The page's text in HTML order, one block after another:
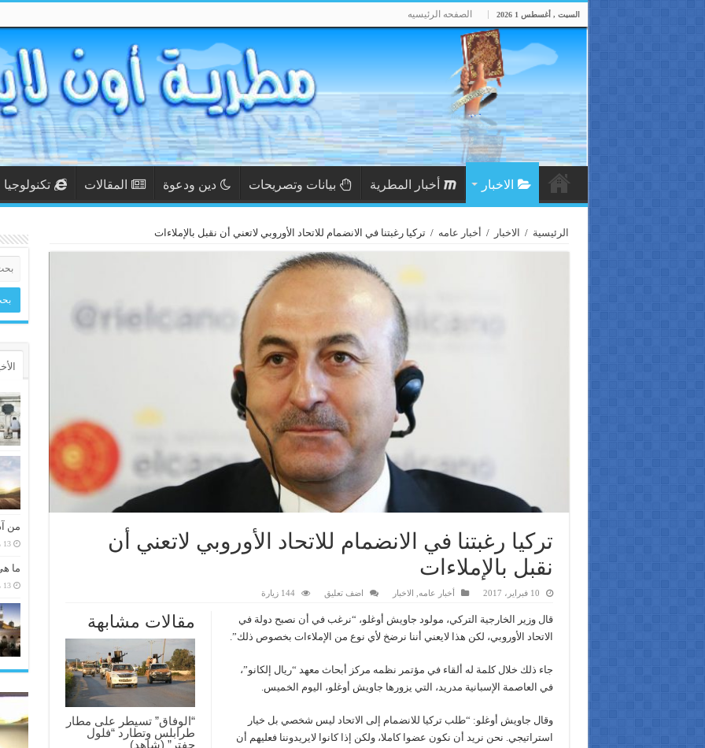
السبت , أغسطس 1 2026 الصفحه الرئيسيه
الاخبار أخبار المطرية بيانات وتصريحات دين ودعوة المقالات تكنولوجيا
الرئيسية / الاخبار / أخبار عامه / تركيا رغبتنا في الانضمام للاتحاد الأوروبي لاتعني أن نقبل بالإملاءات
تركيا رغبتنا في الانضمام للاتحاد الأوروبي لاتعني أن
نقبل بالإملاءات
10 فبراير، 2017 أخبار عامه الاخبار اضف تعليق 144 زيارة
مقالات مشابهة
“الوفاق” تسيطر على مطار
طرابلس وتطارد “فلول
حفتر” (شاهد)
قال وزير الخارجية التركي، مولود جاويش أوغلو، “نرغب في أن نصبح دولة في
الاتحاد الأوروبي، لكن هذا لايعني أننا نرضخ لأي نوع من الإملاءات بخصوص ذلك”.
جاء ذلك خلال كلمة له ألقاء في مؤتمر نظمه مركز أبحاث معهد “ريال إلكانو”،
في العاصمة الإسبانية مدريد، التي يزورها جاويش أوغلو، اليوم الخميس.
وقال جاويش أوغلو: “طلب تركيا للانضمام إلى الاتحاد ليس شخصي بل خيار
استراتيجي. نحن نريد أن نكون عضوا كاملا، ولكن إذا كانوا لايريدوننا فعليهم أن
من
13 مارس، 2026
ما
13 مارس، 2026